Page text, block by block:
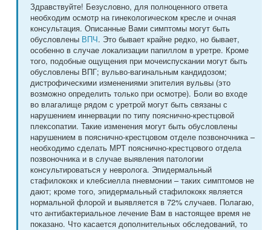
Здравствуйте! Безусловно, для полноценного ответа
необходим осмотр на гинекологическом кресле и очная
консультация. Описанные Вами симптомы могут быть
обусловлены ВПЧ. Это бывает крайне редко, но бывает,
особенно в случае локализации папиллом в уретре. Кроме
того, подобные ощущения при мочеиспускании могут быть
обусловлены ВПГ; вульво-вагинальным кандидозом;
дистрофическими изменениями эпителия вульвы (это
возможно определить только при осмотре). Боли во входе
во влагалище рядом с уретрой могут быть связаны с
нарушением иннервации по типу пояснично-крестцовой
плексопатии. Такие изменения могут быть обусловлены
нарушением в пояснично-крестцовом отделе позвоночника –
необходимо сделать МРТ пояснично-крестцового отдела
позвоночника и в случае выявления патологии
консультироваться у невролога. Эпидермальный
стафилококк и клебсиелла пневмонии – таких симптомов не
дают; кроме того, эпидермальный стафилококк является
нормальной флорой и выявляется в 72% случаев. Полагаю,
что антибактериальное лечение Вам в настоящее время не
показано. Что касается дополнительных обследований, то